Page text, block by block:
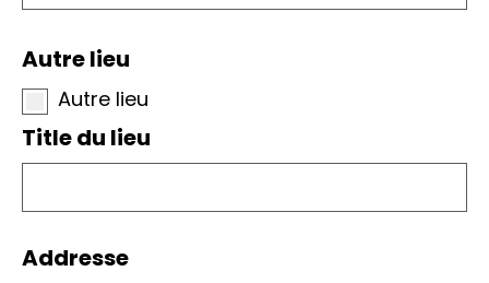
Autre lieu
Autre lieu
Title du lieu
Addresse